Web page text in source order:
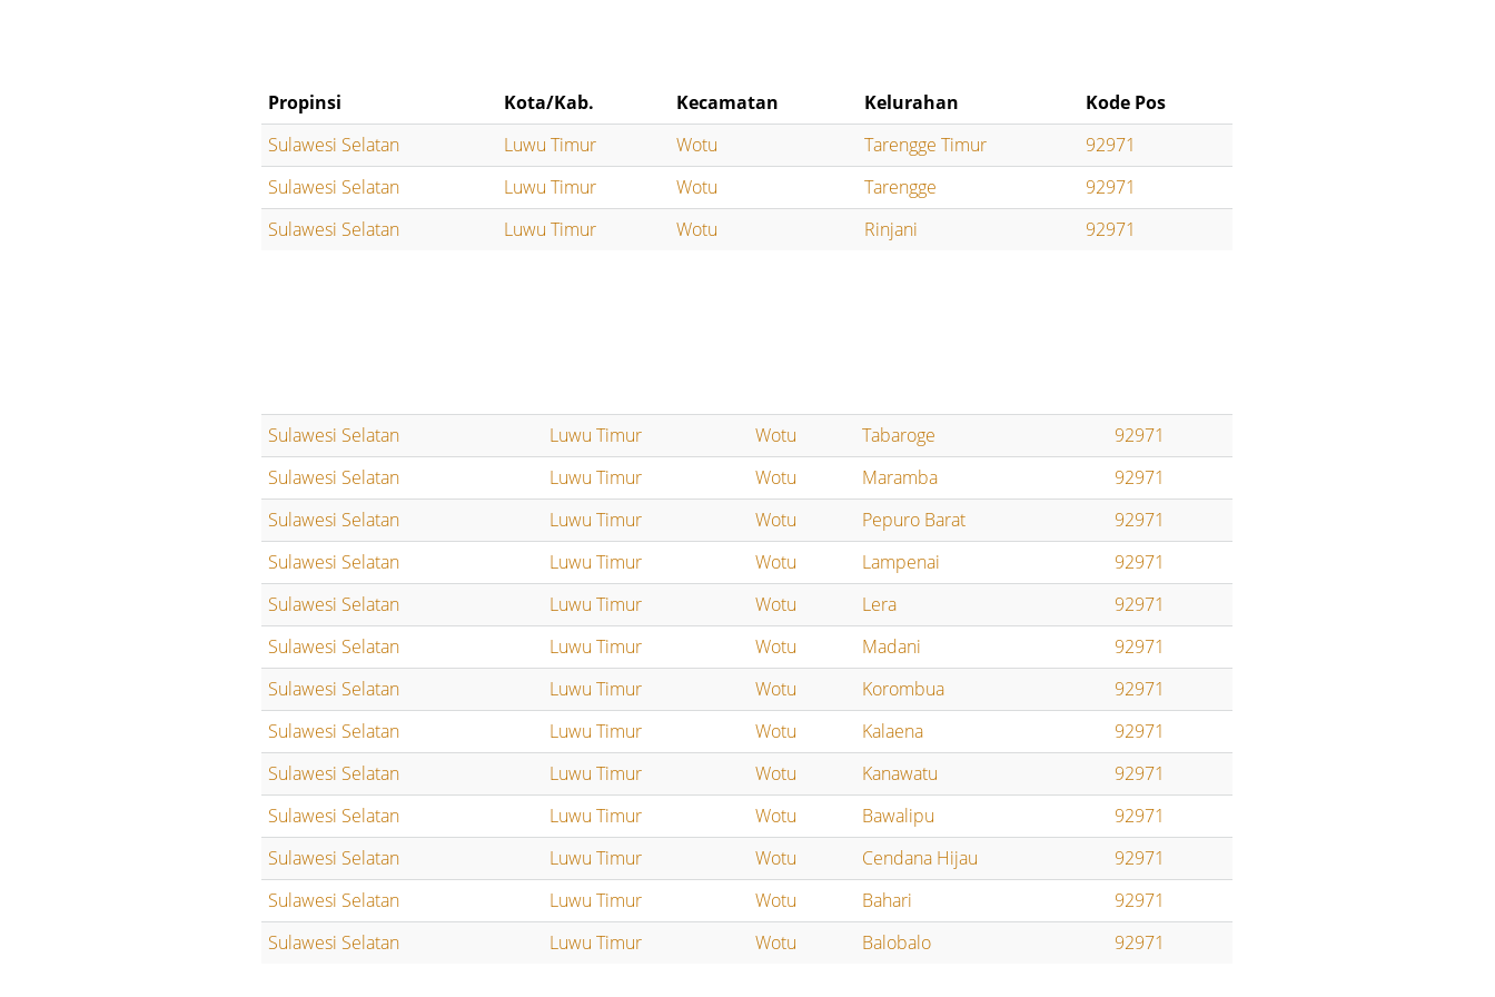
Propinsi Kota/Kab. Kecamatan Kelurahan
Kode Pos
Sulawesi Selatan
Luwu Timur Wotu Tarengge Timur
92971
Sulawesi Selatan
Luwu Timur Wotu Tarengge
92971
Sulawesi Selatan
Luwu Timur Wotu Rinjani 92971
Sulawesi Selatan Luwu Timur Wotu Tabaroge
92971
Sulawesi Selatan
Luwu Timur Wotu Maramba
92971
Sulawesi Selatan
Luwu Timur Wotu Pepuro Barat
92971
Sulawesi Selatan
Luwu Timur Wotu Lampenai
92971
Sulawesi Selatan
Luwu Timur Wotu Lera
92971
Sulawesi Selatan
Luwu Timur Wotu Madani
92971
Sulawesi Selatan
Luwu Timur Wotu Korombua
92971
Sulawesi Selatan
Luwu Timur Wotu Kalaena
92971
Sulawesi Selatan
Luwu Timur Wotu Kanawatu
92971
Sulawesi Selatan
Luwu Timur Wotu Bawalipu
92971
Sulawesi Selatan
Luwu Timur Wotu Cendana Hijau
92971
Sulawesi Selatan
Luwu Timur Wotu Bahari
92971
Sulawesi Selatan
Luwu Timur Wotu Balobalo 92971